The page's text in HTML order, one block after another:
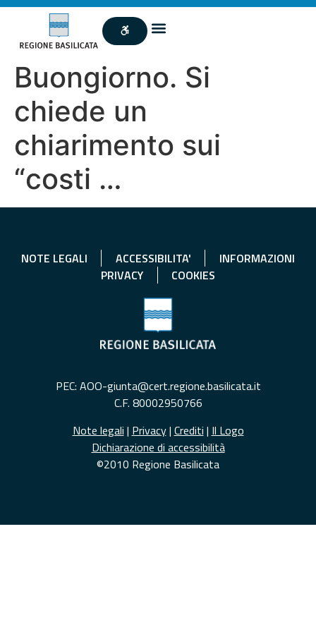
Buongiorno. Si
chiede un
chiarimento sui
“costi …
NOTE LEGALI ACCESSIBILITA'
INFORMAZIONI
PRIVACY
COOKIES
PEC: AOO-giunta@cert.regione.basilicata.it
C.F. 80002950766
Note legali | Privacy| Crediti | Il Logo
Dichiarazione di accessibilità
©2010 Regione Basilicata